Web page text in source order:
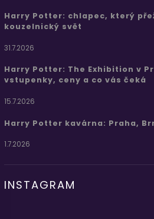
Harry Potter: chlapec, který
kouzelnický svět
31.7.2026
Harry Potter: The Exhibition v
vstupenky, ceny a co vás čeká
15.7.2026
Harry Potter kavárna: Praha,
1.7.2026
INSTAGRAM